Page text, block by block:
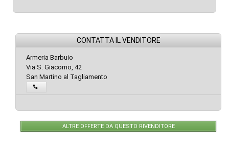
CONTATTA IL VENDITORE
Armeria Barbuio
Via S. Giacomo, 42
San Martino al Tagliamento
ALTRE OFFERTE DA QUESTO RIVENDITORE